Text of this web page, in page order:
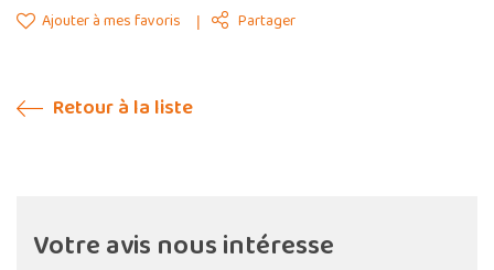
Ajouter à mes favoris Partager
Retour à la liste
Votre avis nous intéresse